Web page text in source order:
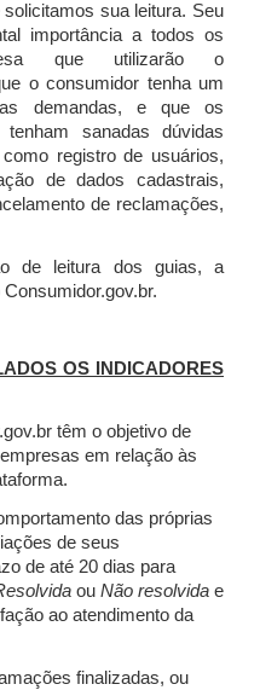
sua leitura. Seu
importância a todos os
que utilizarão o
o consumidor tenha um
demandas, e que os
sanadas dúvidas
registro de usuários,
de dados cadastrais,
de reclamações,
de leitura dos guias, a
OS INDICADORES
têm o objetivo de
em relação às
das próprias
de seus
de até 20 dias para
ou Não resolvida e
ao atendimento da
finalizadas, ou